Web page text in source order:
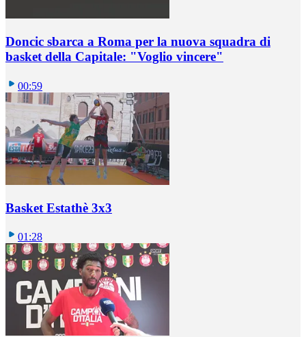
Doncic sbarca a Roma per la nuova squadra di
basket della Capitale: "Voglio vincere"
00:59
Basket Estathè 3x3
01:28